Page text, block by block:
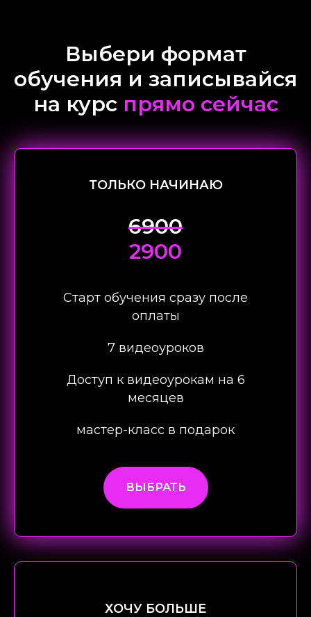
Выбери формат
обучения и записывайся
на курспрямо сейчас
ТОЛЬКО НАЧИНАЮ
6900
2900
Старт обучения сразу после
оплаты
7 видеоуроков
Доступ к видеоурокам на 6
месяцев
мастер-класс в подарок
ВЫБРАТЬ
ХОЧУ БОЛЬШЕ